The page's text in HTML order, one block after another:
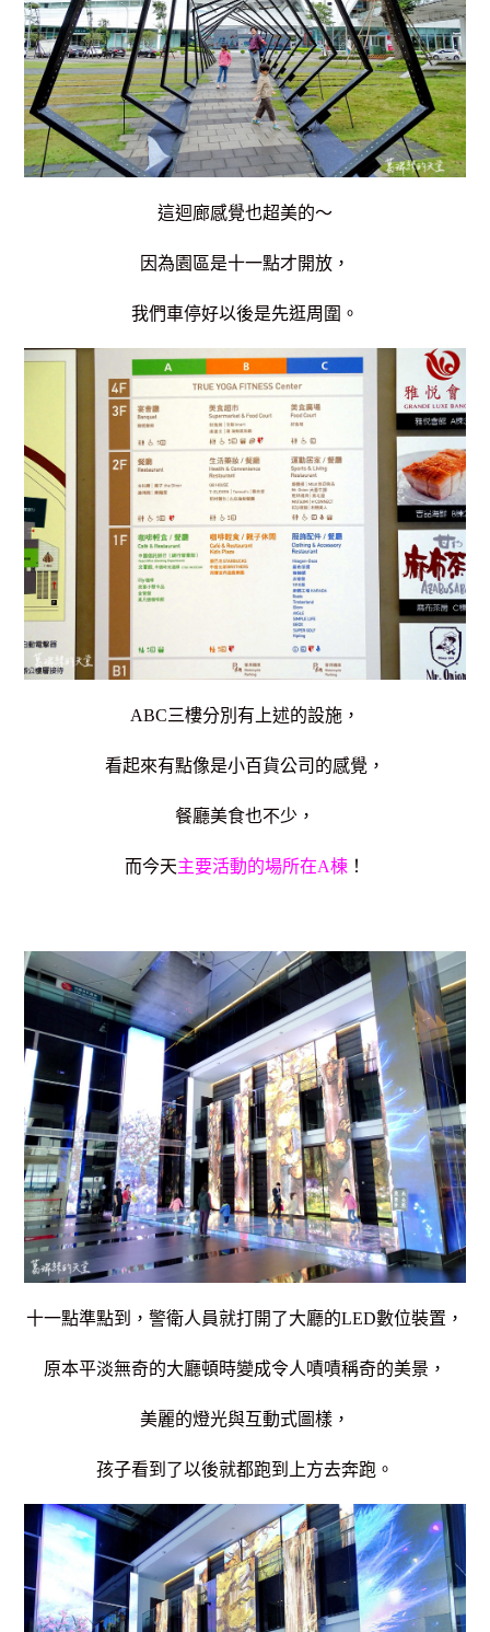
這迴廊感覺也超美的～
因為園區是十一點才開放，
我們車停好以後是先逛周圍。
ABC三樓分別有上述的設施，
看起來有點像是小百貨公司的感覺，
餐廳美食也不少，
而今天主要活動的場所在A棟 ！
十一點準點到，警衛人員就打開了大廳的LED數位裝置，
原本平淡無奇的大廳頓時變成令人嘖嘖稱奇的美景，
美麗的燈光與互動式圖樣，
孩子看到了以後就都跑到上方去奔跑。